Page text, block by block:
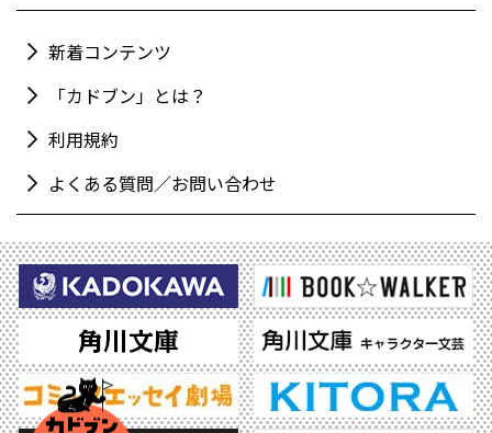
新着コンテンツ
「カドブン」とは？
利用規約
よくある質問／お問い合わせ